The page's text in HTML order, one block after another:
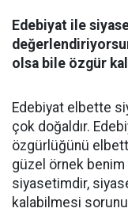
Edebiyat ile
olsa bile özgür
Edebiyat elbette
çok doğaldır.
özgürlüğünü
güzel örnek benim
siyasetimdir,
kalabilmesi